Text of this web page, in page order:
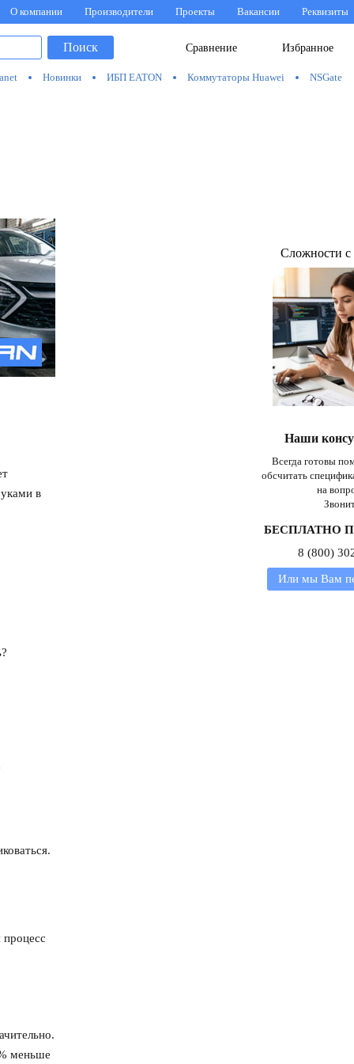
О компании Производители Проекты Вакансии Реквизиты
Избранное
Сравнение
Поиск
Новинки ИБП EATON Коммутаторы Huawei NSGate
в
меньше
Сложности с
Наши
Всегда готовы
обсчитать
на
БЕСПЛАТНО
8 (800)
Или мы Вам